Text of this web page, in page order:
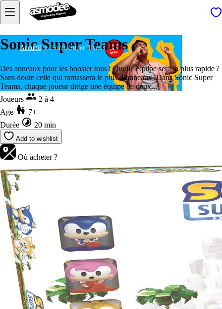
Accueil Sonic Super Teams
Sonic Super Teams
Des anneaux pour les booster tous ! Quelle équipe sera la plus rapide ?
Sans doute celle qui ramassera le plus d’anneaux !Dans Sonic Super
Teams, chaque joueur dirige une équipe de deux...
Joueurs
2 à 4
Age
7+
Durée
20 min
Add to wishlist
Où acheter ?